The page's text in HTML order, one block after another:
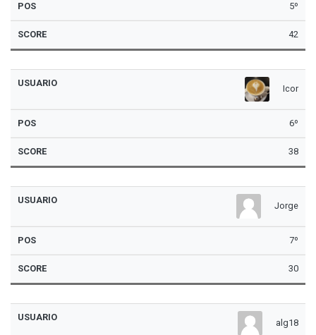
5º
42
Icor
6º
38
Jorge
7º
30
alg18